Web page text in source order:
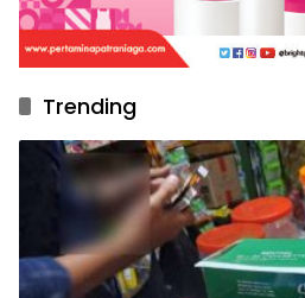
Trending